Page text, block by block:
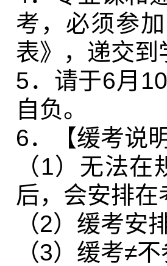
考，必须参
表》，递交到
5 ．请于6月 10
自负。
6．【缓考说
（ 1）无法在
后，会安排
（2）缓考安
（3）缓考≠